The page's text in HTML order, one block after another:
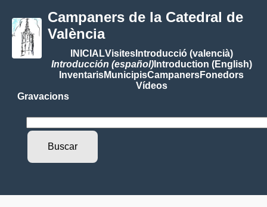
Campaners de la Catedral de
València
INICIALVisitesIntroducció (valencià)
Introducción (español)Introduction (English)
InventarisMunicipisCampanersFonedors
Vídeos
Gravacions